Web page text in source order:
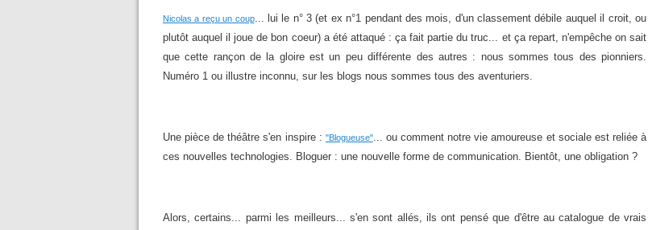
Nicolas a reçu un coup... lui le n° 3 (et ex n°1 pendant des mois, d'un classement débile auquel il croit, ou
plutôt auquel il joue de bon coeur) a été attaqué : ça fait partie du truc... et ça repart, n'empêche on sait
que cette rançon de la gloire est un peu différente des autres : nous sommes tous des pionniers.
Numéro 1 ou illustre inconnu, sur les blogs nous sommes tous des aventuriers.
Une pièce de théâtre s'en inspire : "Blogueuse"... ou comment notre vie amoureuse et sociale est reliée à
ces nouvelles technologies. Bloguer : une nouvelle forme de communication. Bientôt, une obligation ?
Alors, certains... parmi les meilleurs... s'en sont allés, ils ont pensé que d'être au catalogue de vrais